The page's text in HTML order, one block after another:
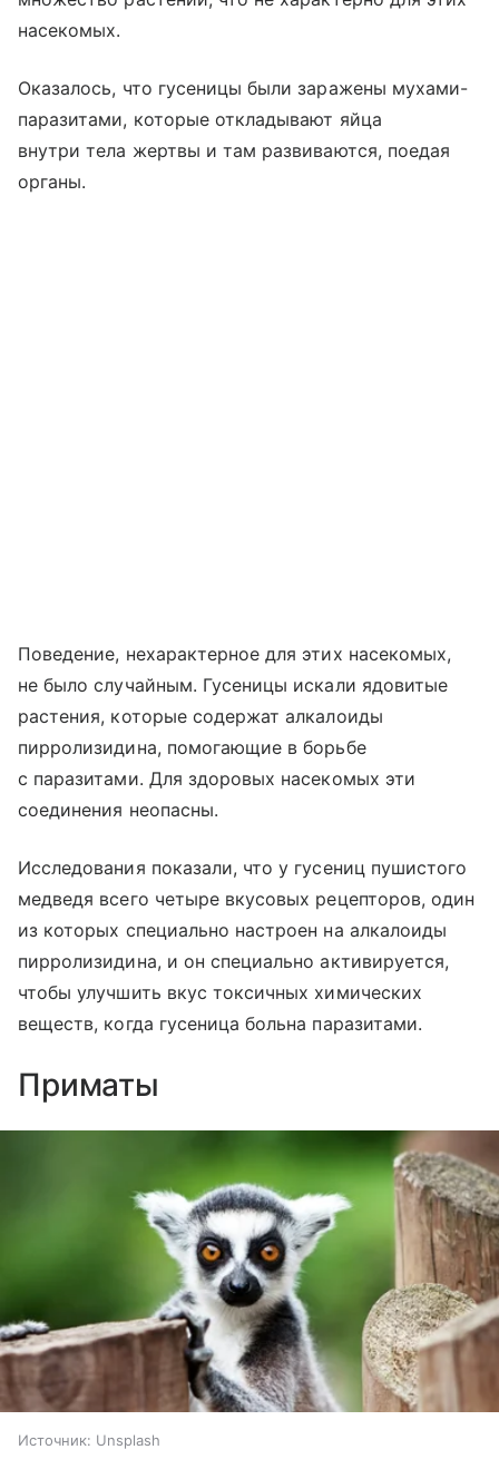
насекомых.
Оказалось, что гусеницы были заражены мухами-
паразитами, которые откладывают яйца
внутри тела жертвы и там развиваются, поедая
органы.
Поведение, нехарактерное для этих насекомых,
не было случайным. Гусеницы искали ядовитые
растения, которые содержат алкалоиды
пирролизидина, помогающие в борьбе
с паразитами. Для здоровых насекомых эти
соединения неопасны.
Исследования показали, что у гусениц пушистого
медведя всего четыре вкусовых рецепторов, один
из которых специально настроен на алкалоиды
пирролизидина, и он специально активируется,
чтобы улучшить вкус токсичных химических
веществ, когда гусеница больна паразитами.
Приматы
Источник: Unsplash